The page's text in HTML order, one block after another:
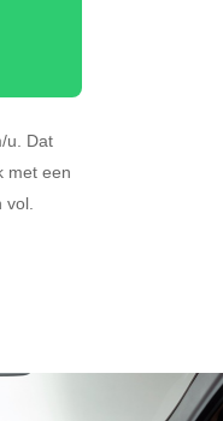
u. Dat
met een
vol.